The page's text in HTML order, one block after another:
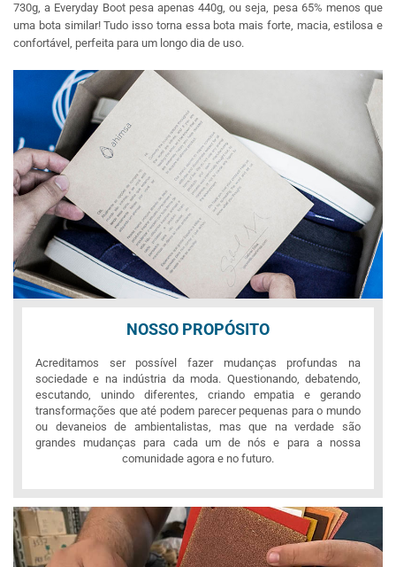
730g, a Everyday Boot pesa apenas 440g, ou seja, pesa 65% menos que
uma bota similar! Tudo isso torna essa bota mais forte, macia, estilosa e
confortável, perfeita para um longo dia de uso.
NOSSO PROPÓSITO
Acreditamos ser possível fazer mudanças profundas na
sociedade e na indústria da moda. Questionando, debatendo,
escutando, unindo diferentes, criando empatia e gerando
transformações que até podem parecer pequenas para o mundo
ou devaneios de ambientalistas, mas que na verdade são
grandes mudanças para cada um de nós e para a nossa
comunidade agora e no futuro.